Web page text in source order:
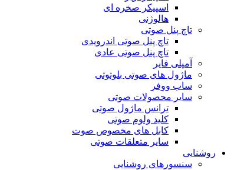
اسپیکر صخره ای
هالوژنی
تاچ پنل صوتی
تاچ پنل صوتی اندرویدی
تاچ پنل صوتی عادی
آمپلی فایر
ماژول های صوتی بلوتوثی
ساب ووفر
سایر محصولات صوتی
ترانس ماژول صوتی
کلید ولوم صوتی
کابل های مخصوص صوت
سایر متعلقات صوتی
روشنایی
سنسورهای روشنایی